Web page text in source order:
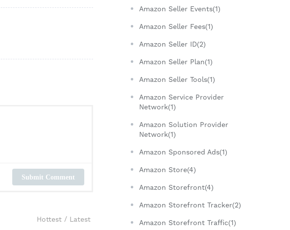
Submit Comment
Hottest / Latest
Amazon Seller Events(1)
Amazon Seller Fees(1)
Amazon Seller ID(2)
Amazon Seller Plan(1)
Amazon Seller Tools(1)
Amazon Service Provider
Network(1)
Amazon Solution Provider
Network(1)
Amazon Sponsored Ads(1)
Amazon Store(4)
Amazon Storefront(4)
Amazon Storefront Tracker(2)
Amazon Storefront Traffic(1)